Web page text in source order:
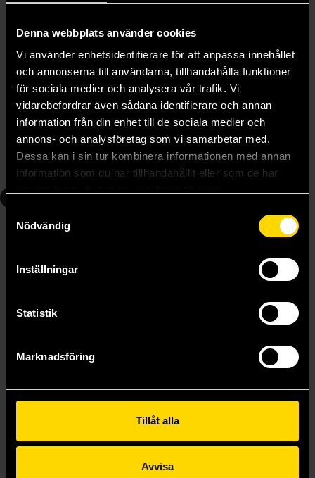
Denna webbplats använder cookies
Vi använder enhetsidentifierare för att anpassa innehållet
och annonserna till användarna, tillhandahålla funktioner
för sociala medier och analysera vår trafik. Vi
vidarebefordrar även sådana identifierare och annan
information från din enhet till de sociala medier och
annons- och analysföretag som vi samarbetar med.
Dessa kan i sin tur kombinera informationen med annan
information som du har tillhandahållit eller som de har
Nödvändig
Inställningar
Statistik
Marknadsföring
Tillåt alla
Avvisa
Blue Lock 2
Yusuke Nomura
159 kr
Beställ
Blue Lock 3
Yusuke Nomura
159 kr
Längre leveranstid
Beställ
4
159 kr
5
Yusuke Nomura
159 kr